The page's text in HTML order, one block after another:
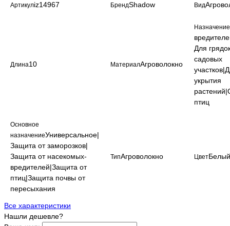
Артикулiz14967 БрендShadow Вид
Длина10 МатериалАгроволокно
Назначение
Для
садовых
укрытия
птиц
Основное
назначениеУниверсальное|
Защита от заморозков|
Защита от насекомых-
вредителей|Защита от
птиц|Защита почвы от
пересыхания
ТипАгроволокно ЦветБелый
Все характеристики
Нашли дешевле?